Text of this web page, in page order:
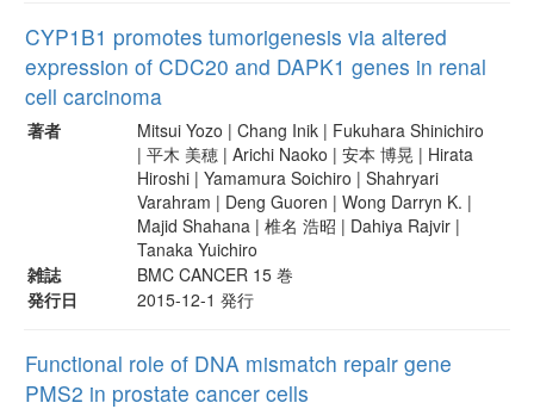
CYP1B1 promotes tumorigenesis via altered
expression of CDC20 and DAPK1 genes in renal
cell carcinoma
著者
Mitsui Yozo | Chang Inik | Fukuhara Shinichiro
| 平木 美穂 | Arichi Naoko | 安本 博晃 | Hirata
Hiroshi | Yamamura Soichiro | Shahryari
Varahram | Deng Guoren | Wong Darryn K. |
Majid Shahana | 椎名 浩昭 | Dahiya Rajvir |
Tanaka Yuichiro
雑誌
BMC CANCER 15 巻
発行日
2015-12-1 発行
Functional role of DNA mismatch repair gene
PMS2 in prostate cancer cells